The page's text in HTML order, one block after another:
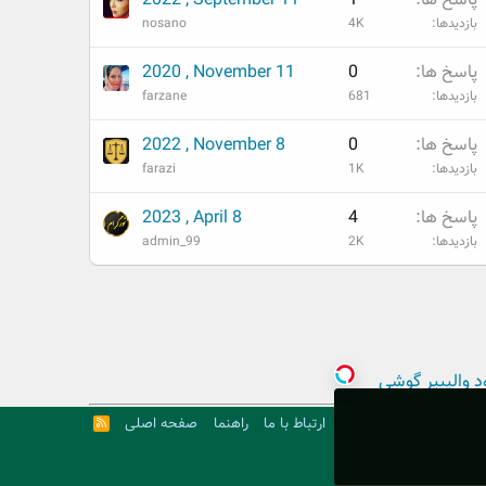
بازدیدها 4K
nosano
پاسخ ها 0
بازدیدها 681
2020 , November 11
farzane
پاسخ ها 0
بازدیدها 1K
2022 , November 8
farazi
پاسخ ها 4
بازدیدها 2K
2023 , April 8
admin_99
والپیپر گوشی
ارتباط با ما راهنما صفحه اصلی
R
S